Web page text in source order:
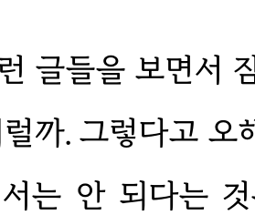
글들을 보면서
까. 그렇다고 오
는 안 되다는